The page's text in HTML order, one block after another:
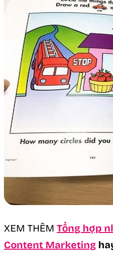
XEM THÊM Tổng hợp
Content Marketing